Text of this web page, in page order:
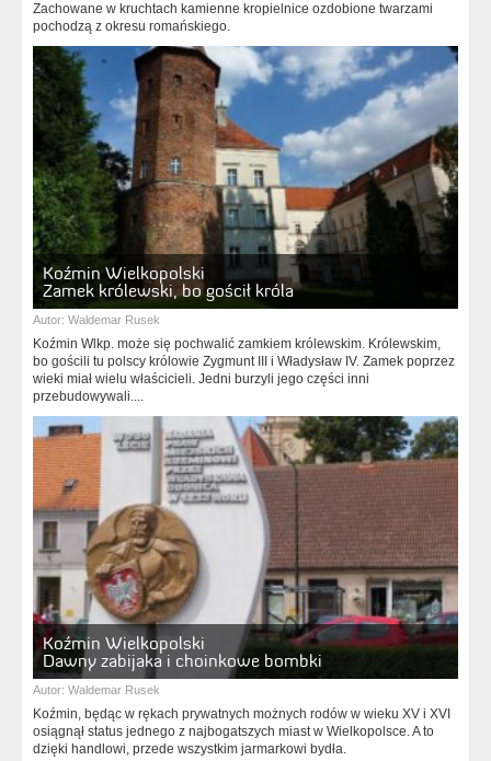
Zachowane w kruchtach kamienne kropielnice ozdobione twarzami
pochodzą z okresu romańskiego.
Koźmin Wielkopolski
Zamek królewski, bo gościł króla
Autor: Waldemar Rusek
Koźmin Wlkp. może się pochwalić zamkiem królewskim. Królewskim,
bo gościli tu polscy królowie Zygmunt III i Władysław IV. Zamek poprzez
wieki miał wielu właścicieli. Jedni burzyli jego części inni
przebudowywali....
Koźmin Wielkopolski
Dawny zabijaka i choinkowe bombki
Autor: Waldemar Rusek
Koźmin, będąc w rękach prywatnych możnych rodów w wieku XV i XVI
osiągnął status jednego z najbogatszych miast w Wielkopolsce. A to
dzięki handlowi, przede wszystkim jarmarkowi bydła.